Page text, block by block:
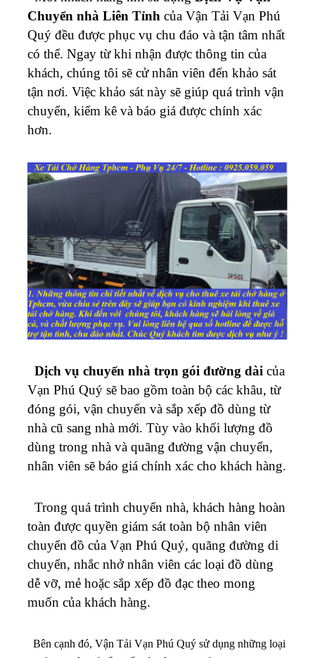
Chuyển nhà Liên Tỉnh của Vận Tải Vạn Phú
Quý đều được phục vụ chu đáo và tận tâm nhất
có thể. Ngay từ khi nhận được thông tin của
khách, chúng tôi sẽ cử nhân viên đến khảo sát
tận nơi. Việc khảo sát này sẽ giúp quá trình vận
chuyển, kiểm kê và báo giá được chính xác
hơn.
Dịch vụ chuyển nhà trọn gói đường dài của
Vạn Phú Quý sẽ bao gồm toàn bộ các khâu, từ
đóng gói, vận chuyển và sắp xếp đồ dùng từ
nhà cũ sang nhà mới. Tùy vào khối lượng đồ
dùng trong nhà và quãng đường vận chuyển,
nhân viên sẽ báo giá chính xác cho khách hàng.
Trong quá trình chuyển nhà, khách hàng hoàn
toàn được quyền giám sát toàn bộ nhân viên
chuyển đồ của Vạn Phú Quý, quãng đường di
chuyển, nhắc nhở nhân viên các loại đồ dùng
dễ vỡ, mẻ hoặc sắp xếp đồ đạc theo mong
muốn của khách hàng.
Bên cạnh đó, Vận Tải Vạn Phú Quý sử dụng những loại